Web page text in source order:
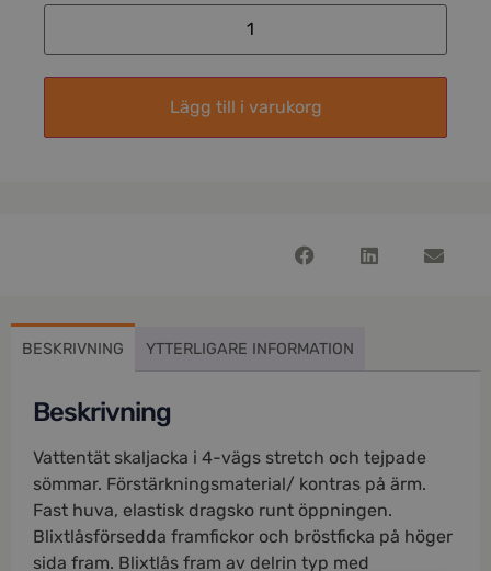
Lägg till i varukorg
BESKRIVNING YTTERLIGARE INFORMATION
Beskrivning
Vattentät skaljacka i 4-vägs stretch och tejpade
sömmar. Förstärkningsmaterial/ kontras på ärm.
Fast huva, elastisk dragsko runt öppningen.
Blixtlåsförsedda framfickor och bröstficka på höger
sida fram. Blixtlås fram av delrin typ med